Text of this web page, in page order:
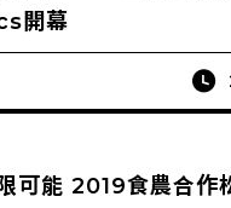
開幕
可能 2019食農合作